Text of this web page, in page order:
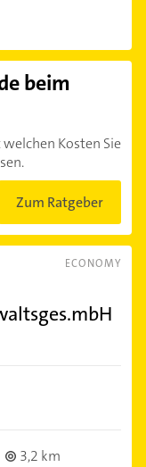
beim
Kosten Sie
Zum Ratgeber
ECONOMY
3,2 km